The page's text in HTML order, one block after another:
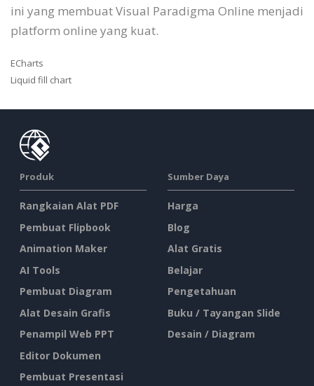
ini yang membuat Visual Paradigma Online menjadi
platform online yang kuat.
ECharts
Liquid fill chart
Produk
Rangkaian Alat PDF
Pembuat Flipbook
Animation Maker
AI Tools
Pembuat Diagram
Alat Desain Grafis
Penampil Web PPT
Editor Dokumen
Pembuat Presentasi
Sumber Daya
Harga
Blog
Alat Gratis
Belajar
Pengetahuan
Buku / Tayangan Slide
Desain / Diagram